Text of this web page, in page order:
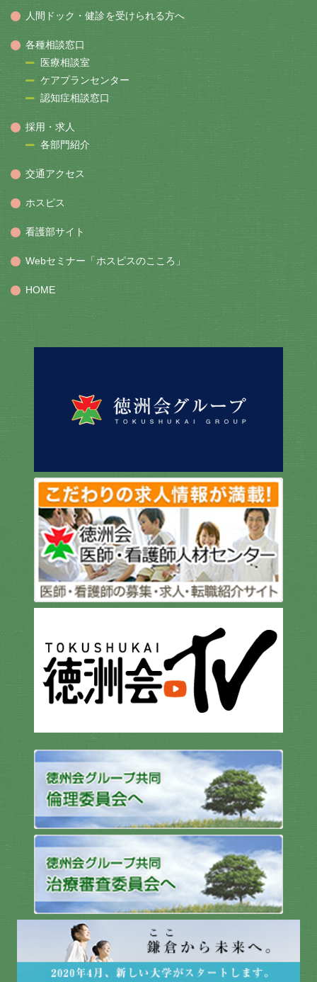
人間ドック・健診を受けられる方へ
各種相談窓口
医療相談室
ケアプランセンター
認知症相談窓口
採用・求人
各部門紹介
交通アクセス
ホスピス
看護部サイト
Webセミナー「ホスピスのこころ」
HOME